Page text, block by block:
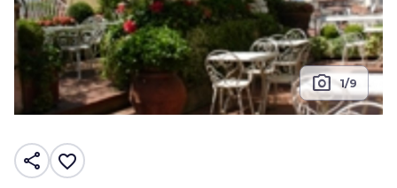
photo_camera 1/9
share favorite_border